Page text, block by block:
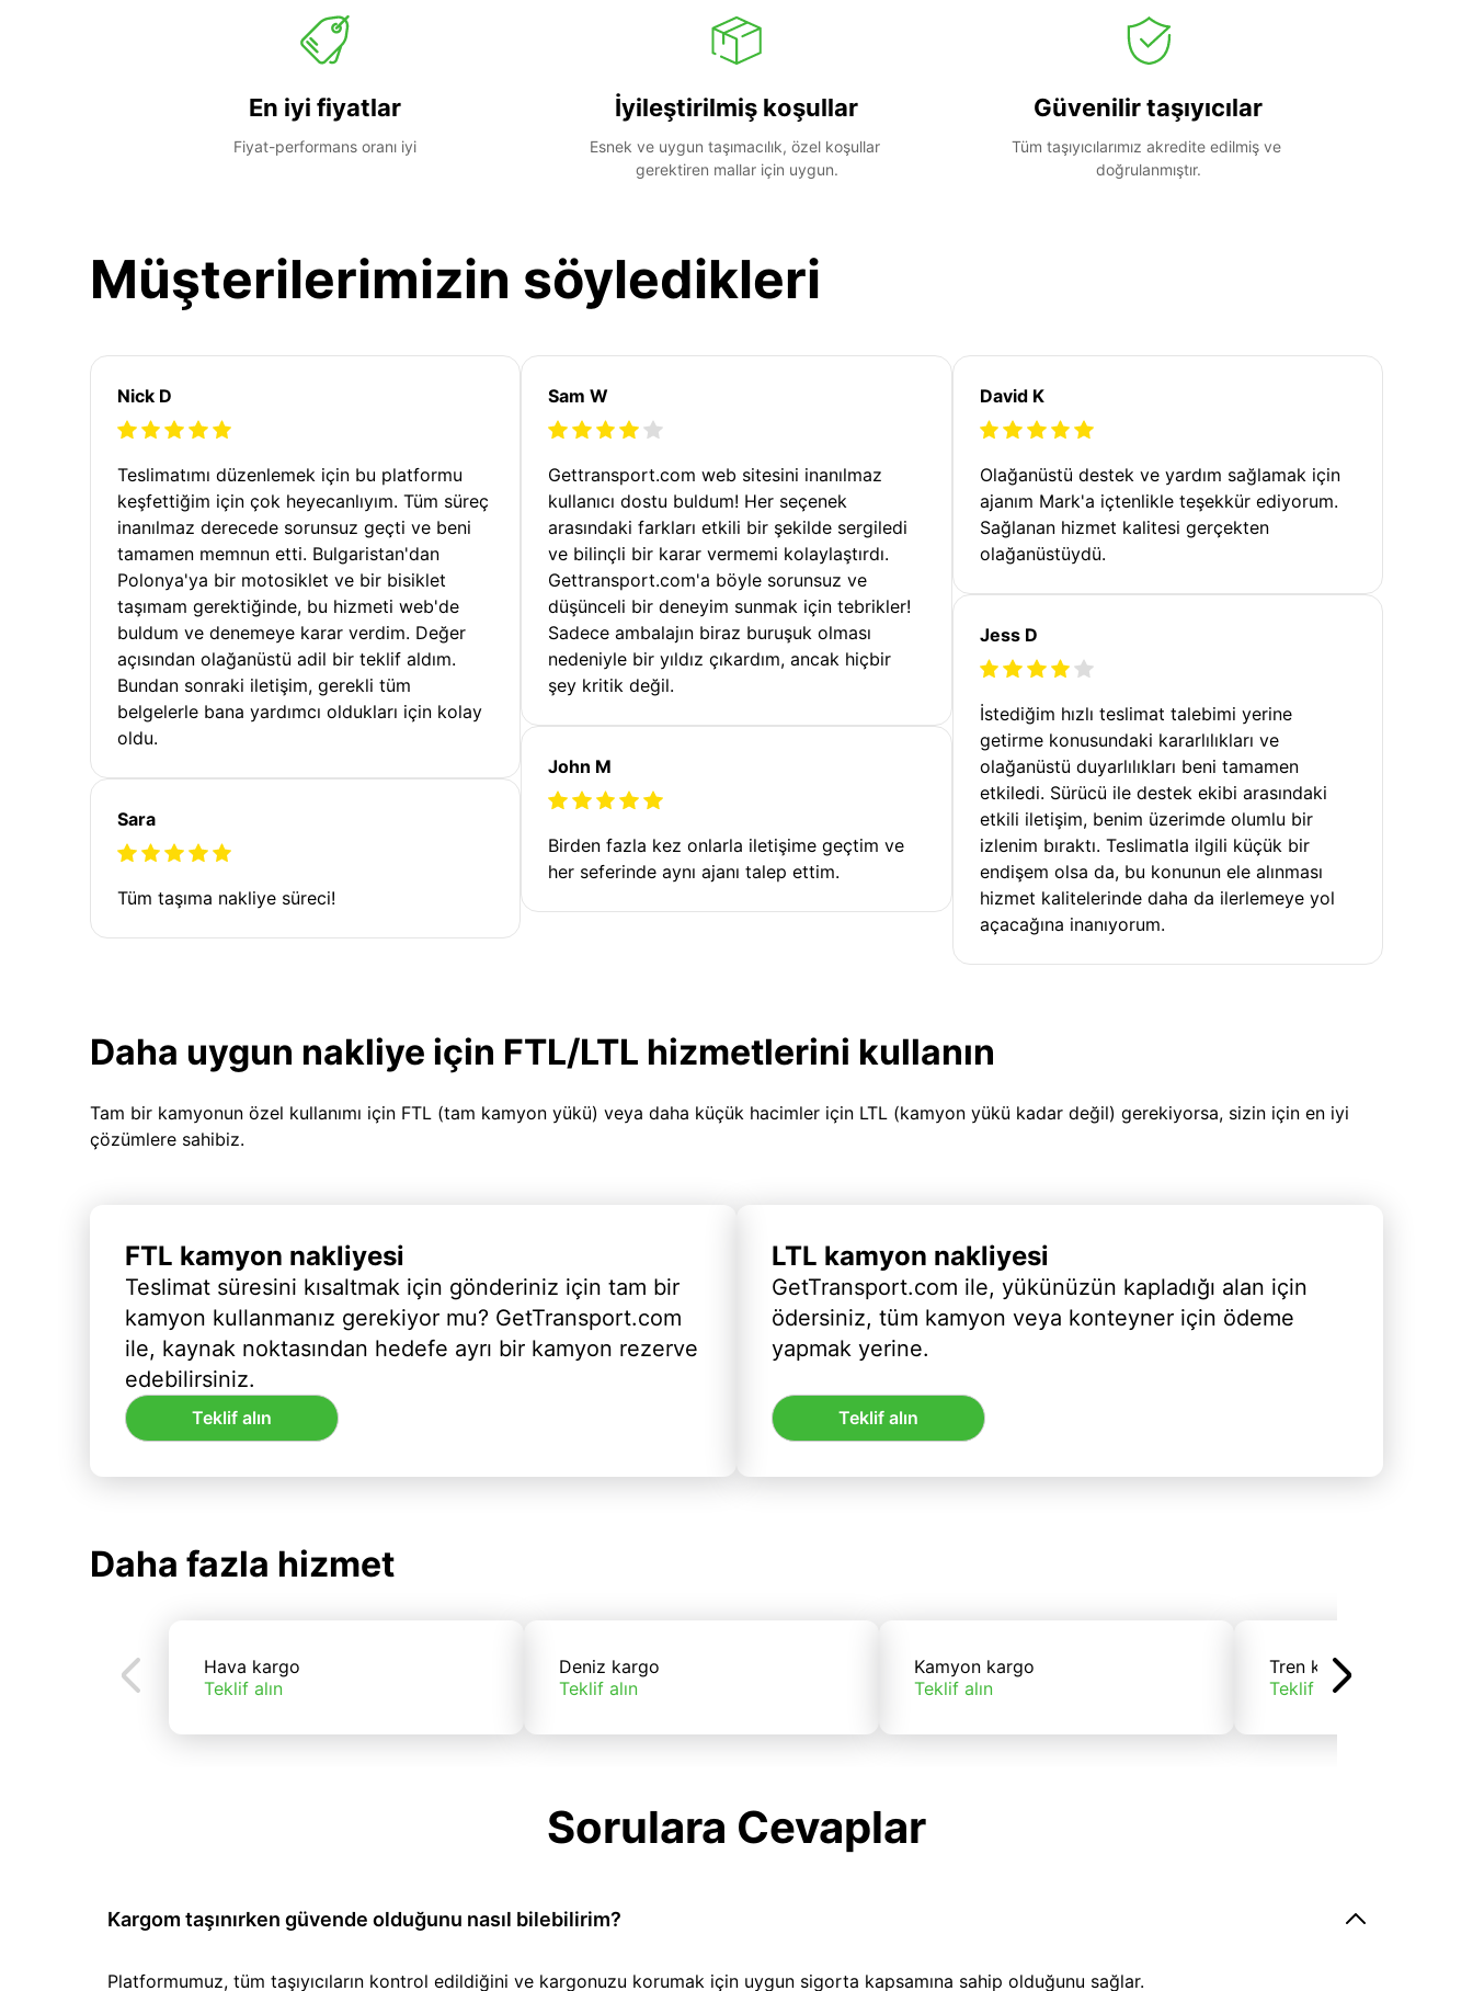
En iyi fiyatlar
Fiyat-performans oranı iyi
İyileştirilmiş koşullar
Esnek ve uygun taşımacılık, özel koşullar
gerektiren mallar için uygun.
Güvenilir taşıyıcılar
Tüm taşıyıcılarımız akredite edilmiş ve
doğrulanmıştır.
Müşterilerimizin söyledikleri
Nick D
Teslimatımı düzenlemek için bu platformu
keşfettiğim için çok heyecanlıyım. Tüm süreç
inanılmaz derecede sorunsuz geçti ve beni
tamamen memnun etti. Bulgaristan'dan
Polonya'ya bir motosiklet ve bir bisiklet
taşımam gerektiğinde, bu hizmeti web'de
buldum ve denemeye karar verdim. Değer
açısından olağanüstü adil bir teklif aldım.
Bundan sonraki iletişim, gerekli tüm
belgelerle bana yardımcı oldukları için kolay
oldu.
Sara
Tüm taşıma nakliye süreci!
Sam W
Gettransport.com web sitesini inanılmaz
kullanıcı dostu buldum! Her seçenek
arasındaki farkları etkili bir şekilde sergiledi
ve bilinçli bir karar vermemi kolaylaştırdı.
Gettransport.com'a böyle sorunsuz ve
düşünceli bir deneyim sunmak için tebrikler!
Sadece ambalajın biraz buruşuk olması
nedeniyle bir yıldız çıkardım, ancak hiçbir
şey kritik değil.
John M
Birden fazla kez onlarla iletişime geçtim ve
her seferinde aynı ajanı talep ettim.
David K
Olağanüstü destek ve yardım sağlamak için
ajanım Mark'a içtenlikle teşekkür ediyorum.
Sağlanan hizmet kalitesi gerçekten
olağanüstüydü.
Jess D
İstediğim hızlı teslimat talebimi yerine
getirme konusundaki kararlılıkları ve
olağanüstü duyarlılıkları beni tamamen
etkiledi. Sürücü ile destek ekibi arasındaki
etkili iletişim, benim üzerimde olumlu bir
izlenim bıraktı. Teslimatla ilgili küçük bir
endişem olsa da, bu konunun ele alınması
hizmet kalitelerinde daha da ilerlemeye yol
açacağına inanıyorum.
Daha uygun nakliye için FTL/LTL hizmetlerini kullanın
Tam bir kamyonun özel kullanımı için FTL (tam kamyon yükü) veya daha küçük hacimler için LTL (kamyon yükü kadar değil) gerekiyorsa, sizin için en iyi
çözümlere sahibiz.
FTL kamyon nakliyesi
Teslimat süresini kısaltmak için gönderiniz için tam bir
kamyon kullanmanız gerekiyor mu? GetTransport.com
ile, kaynak noktasından hedefe ayrı bir kamyon rezerve
edebilirsiniz.
Teklif alın
LTL kamyon nakliyesi
GetTransport.com ile, yükünüzün kapladığı alan için
ödersiniz, tüm kamyon veya konteyner için ödeme
yapmak yerine.
Teklif alın
Daha fazla hizmet
Hava kargo
Teklif alın
Deniz kargo
Teklif alın
Kamyon kargo
Teklif alın
Tren kargo
Teklif alın
Sorulara Cevaplar
Kargom taşınırken güvende olduğunu nasıl bilebilirim?
Platformumuz, tüm taşıyıcıların kontrol edildiğini ve kargonuzu korumak için uygun sigorta kapsamına sahip olduğunu sağlar.